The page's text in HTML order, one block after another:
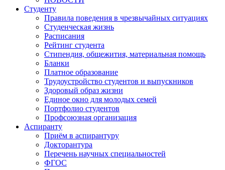
Студенту
Правила поведения в чрезвычайных ситуациях
Студенческая жизнь
Расписания
Рейтинг студента
Стипендия, общежития, материальная помощь
Бланки
Платное образование
Трудоустройство студентов и выпускников
Здоровый образ жизни
Единое окно для молодых семей
Портфолио студентов
Профсоюзная организация
Аспиранту
Приём в аспирантуру
Докторантура
Перечень научных специальностей
ФГОС